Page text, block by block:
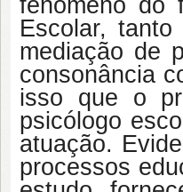
fenômeno do
Escolar,
mediação de
consonância
isso que o
psicólogo
atuação.
processos